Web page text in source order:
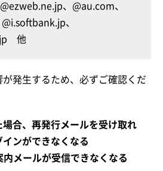
、@au.com、
、
他
発生するため、必ずご確認くだ
場合、再発行メールを受け取れ
ンができなくなる
メールが受信できなくなる